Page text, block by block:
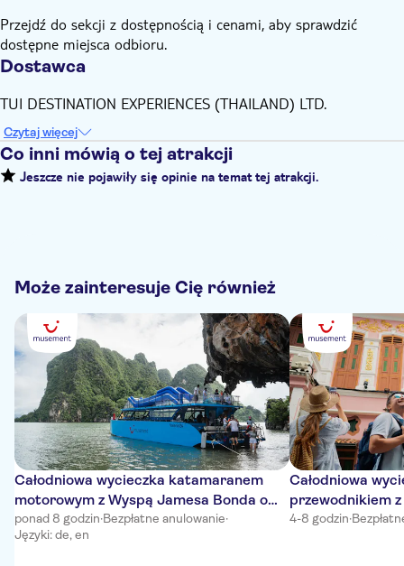
Przejdź do sekcji z dostępnością i cenami, aby sprawdzić
dostępne miejsca odbioru.
Dostawca
TUI DESTINATION EXPERIENCES (THAILAND) LTD.
Czytaj więcej
Co inni mówią o tej atrakcji
Jeszcze nie pojawiły się opinie na temat tej atrakcji.
Może zainteresuje Cię również
Całodniowa wycieczka katamaranem
motorowym z Wyspą Jamesa Bonda o
wschodzie słońca z Phuket
ponad 8 godzin·Bezpłatne anulowanie·
Języki: de, en
Całodniowa
przewodnikiem
lunchem z
4-8 godzin·